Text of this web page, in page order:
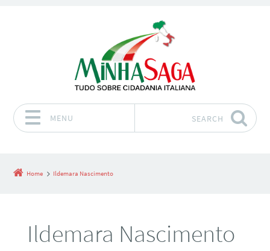
MENU SEARCH
Home Ildemara Nascimento
Ildemara Nascimento